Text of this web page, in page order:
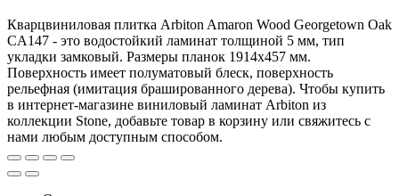
Кварцвиниловая плитка Arbiton Amaron Wood Georgetown Oak
CA147 - это водостойкий ламинат толщиной 5 мм, тип
укладки замковый. Размеры планок 1914x457 мм.
Поверхность имеет полуматовый блеск, поверхность
рельефная (имитация брашированного дерева). Чтобы купить
в интернет-магазине виниловый ламинат Arbiton из
коллекции Stone, добавьте товар в корзину или свяжитесь с
нами любым доступным способом.